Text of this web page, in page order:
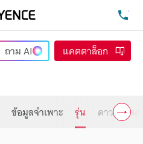
ถามAI แคตตาล็อก
ข้อมูลจำเพาะ รุ่น ดาวน์โหลด